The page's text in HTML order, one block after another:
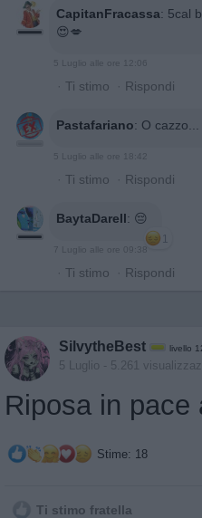
CapitanFracassa: 5cal
😍💋
· Ti stimo · Rispondi
Pastafariano: O cazzo...
· Ti stimo · Rispondi
BaytaDarell: 😔
1
7 Luglio alle ore 09:38
· Ti stimo · Rispondi
SilvytheBest livello
5 Luglio - 5.261
Riposa in pace
Stime: 18
Ti stimo fratella